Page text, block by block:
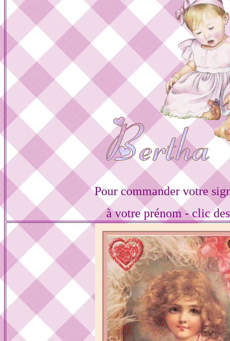
Pour commander votre
à votre prénom - clic